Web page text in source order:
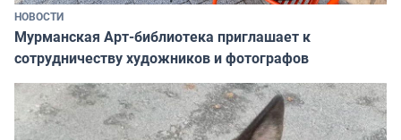
НОВОСТИ
Мурманская Арт-библиотека приглашает к
сотрудничеству художников и фотографов